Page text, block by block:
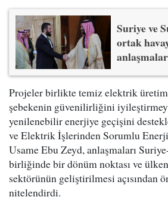
Suriye ve
ortak
Projeler birlikte temiz elektrik
şebekenin güvenilirliğini
yenilenebilir enerjiye geçişini
ve Elektrik İşlerinden Sorumlu Enerji
Usame Ebu Zeyd, anlaşmaları
birliğinde bir dönüm noktası ve
sektörünün geliştirilmesi açısından
nitelendirdi.